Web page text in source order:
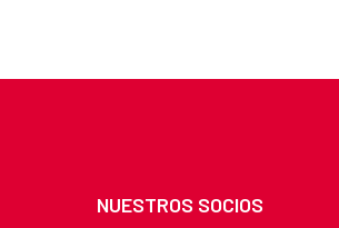
NUESTROS SOCIOS